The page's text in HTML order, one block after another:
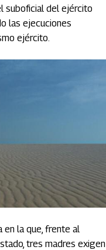
suboficial del ejército
las ejecuciones
ejército.
en la que, frente al
tres madres exigen